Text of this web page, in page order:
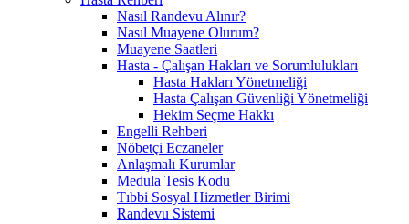
Nasıl Randevu Alınır?
Nasıl Muayene Olurum?
Muayene Saatleri
Hasta - Çalışan Hakları ve Sorumlulukları
Hasta Hakları Yönetmeliği
Hasta Çalışan Güvenliği Yönetmeliği
Hekim Seçme Hakkı
Engelli Rehberi
Nöbetçi Eczaneler
Anlaşmalı Kurumlar
Medula Tesis Kodu
Tıbbi Sosyal Hizmetler Birimi
Randevu Sistemi